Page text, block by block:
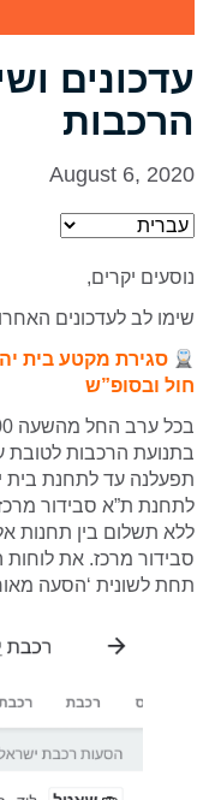
עדכונים
הרכבות
August 6, 2020
נוסעים יקרים,
שימו לב לעדכונים
סגירת מקטע בית
חול ובסופ”ש
בתנועת הרכבות לטובת
תפעלנה עד לתחנת בית
לתחנת ת”א סבידור
ללא תשלום בין תחנות
סבידור מרכז. את לוחות
תחת לשונית ‘הסעה